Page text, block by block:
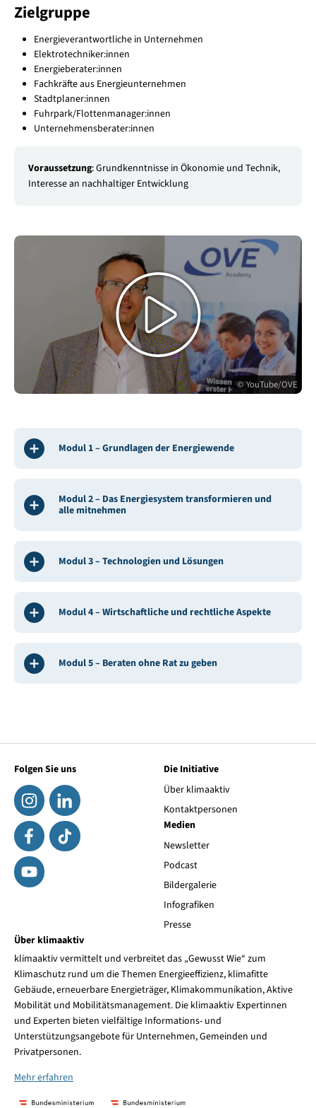
Zielgruppe
Energieverantwortliche in Unternehmen
Elektrotechniker:innen
Energieberater:innen
Fachkräfte aus Energieunternehmen
Stadtplaner:innen
Fuhrpark/Flottenmanager:innen
Unternehmensberater:innen
Voraussetzung: Grundkenntnisse in Ökonomie und Technik,
Interesse an nachhaltiger Entwicklung
Video
© YouTube/OVE
Modul 1 – Grundlagen der Energiewende
Modul 2 – Das Energiesystem transformieren und
alle mitnehmen
Modul 3 – Technologien und Lösungen
Modul 4 – Wirtschaftliche und rechtliche Aspekte
Modul 5 – Beraten ohne Rat zu geben
Folgen Sie uns
Die Initiative
Über klimaaktiv
Kontaktpersonen
Medien
Newsletter
Podcast
Bildergalerie
Infografiken
Presse
Über klimaaktiv
klimaaktiv vermittelt und verbreitet das „Gewusst Wie“ zum
Klimaschutz rund um die Themen Energieeffizienz, klimafitte
Gebäude, erneuerbare Energieträger, Klimakommunikation, Aktive
Mobilität und Mobilitätsmanagement. Die klimaaktiv Expertinnen
und Experten bieten vielfältige Informations- und
Unterstützungsangebote für Unternehmen, Gemeinden und
Privatpersonen.
Mehr erfahren